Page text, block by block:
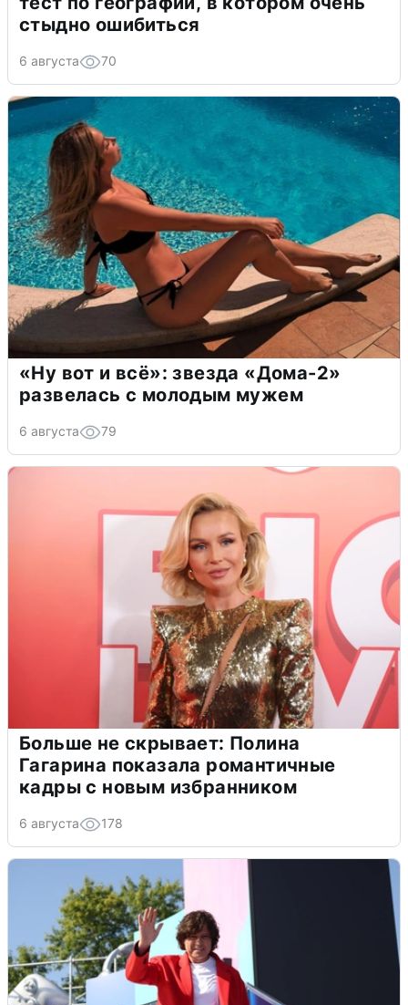
стыдно ошибиться
6 августа 70
«Ну вот и всё»: звезда «Дома-2»
развелась с молодым мужем
6 августа 79
Больше не скрывает: Полина
Гагарина показала романтичные
кадры с новым избранником
6 августа 178